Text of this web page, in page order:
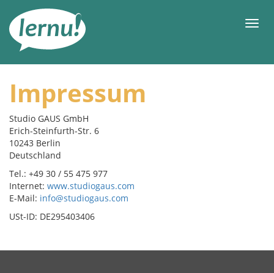
enhavo
Impressum
Studio GAUS GmbH
Erich-Steinfurth-Str. 6
10243 Berlin
Deutschland
Tel.: +49 30 / 55 475 977
Internet: www.studiogaus.com
E-Mail: info@studiogaus.com
USt-ID: DE295403406